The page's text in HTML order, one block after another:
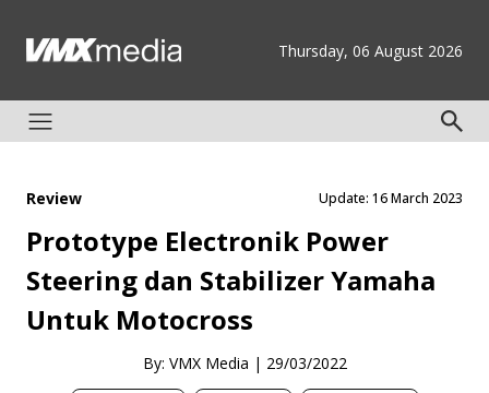
Thursday, 06 August 2026
Review Update: 16 March 2023
Prototype Electronik Power
Steering dan Stabilizer Yamaha
Untuk Motocross
By: VMX Media | 29/03/2022